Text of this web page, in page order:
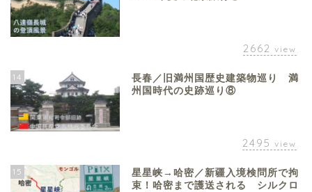
2662 view
14
長春／旧満州国歴史建築物巡り 満
州国時代の史跡巡り⑧
2495 view
15
星星峡→哈密／新疆入境検問所で拘
束！哈密まで護送される シルクロ